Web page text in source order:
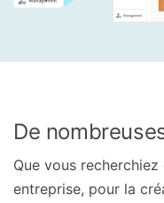
De
Que vous
entreprise, pour la